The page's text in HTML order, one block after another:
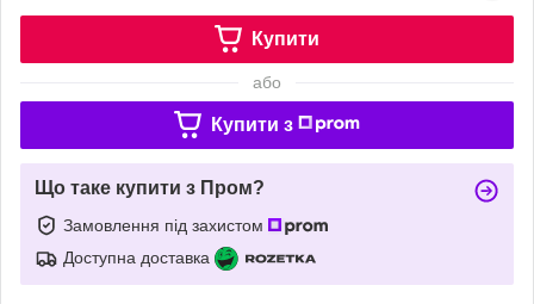
Купити
або
Купити з
Що таке купити з Пром?
Замовлення під захистом
Доступна доставка